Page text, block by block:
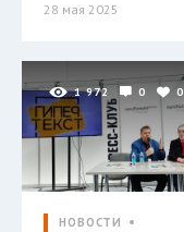
28 мая 2025
1 972 0 0
НОВОСТИ